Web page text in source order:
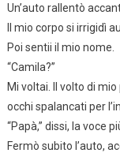
Un’auto rallentò
Il mio corpo si irrigidì
Poi sentii il mio nome.
“Camila?”
Mi voltai. Il volto di
occhi spalancati per
“Papà,” dissi, la voce
Fermò subito l’auto,